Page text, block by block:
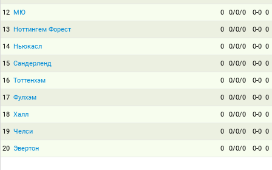
12 МЮ 0 0/0/0 0-0 0
13 Ноттингем Форест 0 0/0/0 0-0 0
14 Ньюкасл 0 0/0/0 0-0 0
15 Сандерленд 0 0/0/0 0-0 0
16 Тоттенхэм 0 0/0/0 0-0 0
17 Фулхэм 0 0/0/0 0-0 0
18 Халл 0 0/0/0 0-0 0
19 Челси 0 0/0/0 0-0 0
20 Эвертон 0 0/0/0 0-0 0